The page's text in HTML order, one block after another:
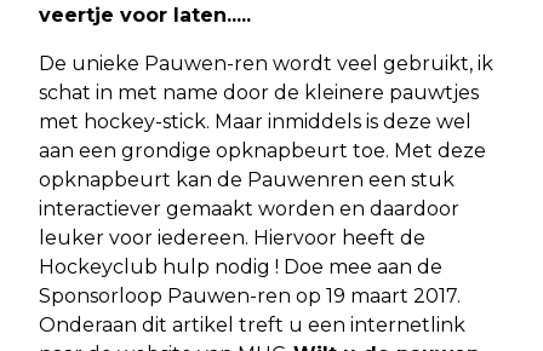
veertje voor laten.....
De unieke Pauwen-ren wordt veel gebruikt, ik
schat in met name door de kleinere pauwtjes
met hockey-stick. Maar inmiddels is deze wel
aan een grondige opknapbeurt toe. Met deze
opknapbeurt kan de Pauwenren een stuk
interactiever gemaakt worden en daardoor
leuker voor iedereen. Hiervoor heeft de
Hockeyclub hulp nodig ! Doe mee aan de
Sponsorloop Pauwen-ren op 19 maart 2017.
Onderaan dit artikel treft u een internetlink